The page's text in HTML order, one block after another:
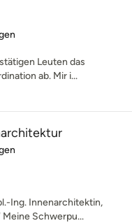
5 Sternen
Leuten das
ab. Mir i...
5 Sternen
Ing. Innenarchitektin,
Schwerpu...